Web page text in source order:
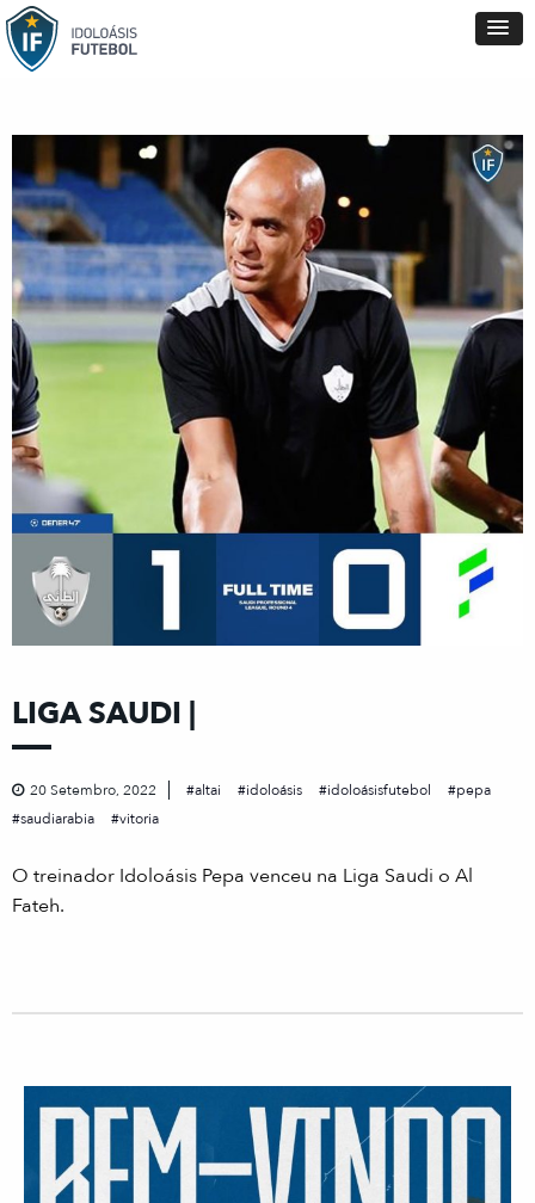
LIGA SAUDI |
20 Setembro, 2022 altai idoloásis idoloásisfutebol
pepa
saudiarabia
vitoria
O treinador Idoloásis Pepa venceu na Liga Saudi o Al
Fateh.